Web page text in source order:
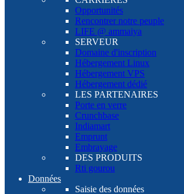
Opportunités
Rencontrer notre peuple
LIFE @ ammaiya
SERVEUR
Domaine d'inscription
Hébergement Linux
Hébergement VPS
Hébergement dédié
LES PARTENAIRES
Porte en verre
Crunchbase
Indiamart
Emprunt
Embrayage
DES PRODUITS
Rti gourou
Données
Saisie des données